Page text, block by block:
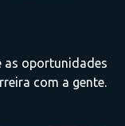
as oportunidades
com a gente.